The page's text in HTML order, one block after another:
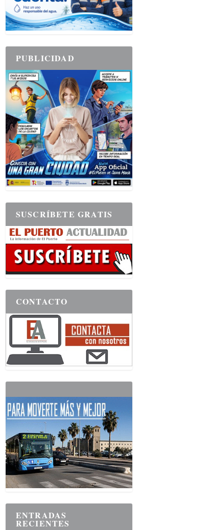
PUBLICIDAD
SUSCRÍBETE GRATIS
CONTACTO
ENTRADAS
RECIENTES